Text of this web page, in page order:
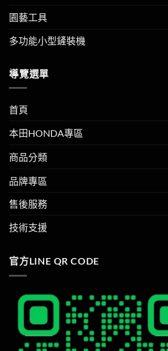
園藝工具
多功能小型鏟裝機
導覽選單
首頁
本田HONDA專區
商品分類
品牌專區
售後服務
技術支援
官方LINE QR CODE